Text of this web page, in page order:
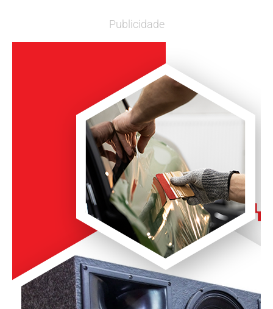
Publicidade